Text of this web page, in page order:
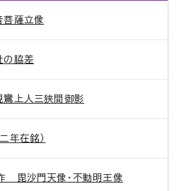
菩薩立像
の脇差
鸞上人三狭間御影
年在銘）
毘沙門天像・不動明王像